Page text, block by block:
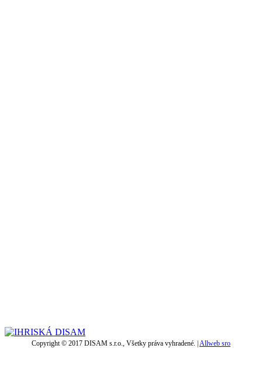
Copyright © 2017 DISAM s.r.o., Všetky práva vyhradené. |Allweb sro